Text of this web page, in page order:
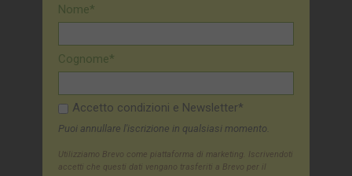
Nome*
Cognome*
Accetto condizioni e Newsletter*
Puoi annullare l'iscrizione in qualsiasi momento.
Utilizziamo Brevo come piattaforma di marketing. Iscrivendoti
accetti che questi dati vengano trasferiti a Brevo per il